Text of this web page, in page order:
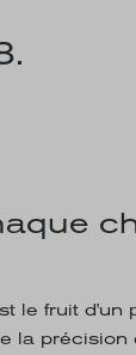
le fruit d'un
la précision